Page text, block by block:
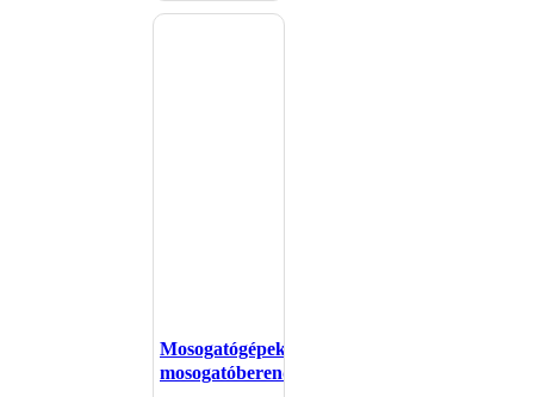
Mosogatógépek,
mosogatóberendezések